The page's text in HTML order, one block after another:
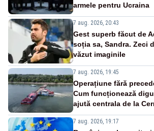
armele pentru Ucraina
7 aug. 2026, 20:43
Gest superb făcut de
soția sa, Sandra. Zeci
văzut imaginile
7 aug. 2026, 19:45
Operațiune fără
Cum funcționează
ajută centrala de la
7 aug. 2026, 19:17